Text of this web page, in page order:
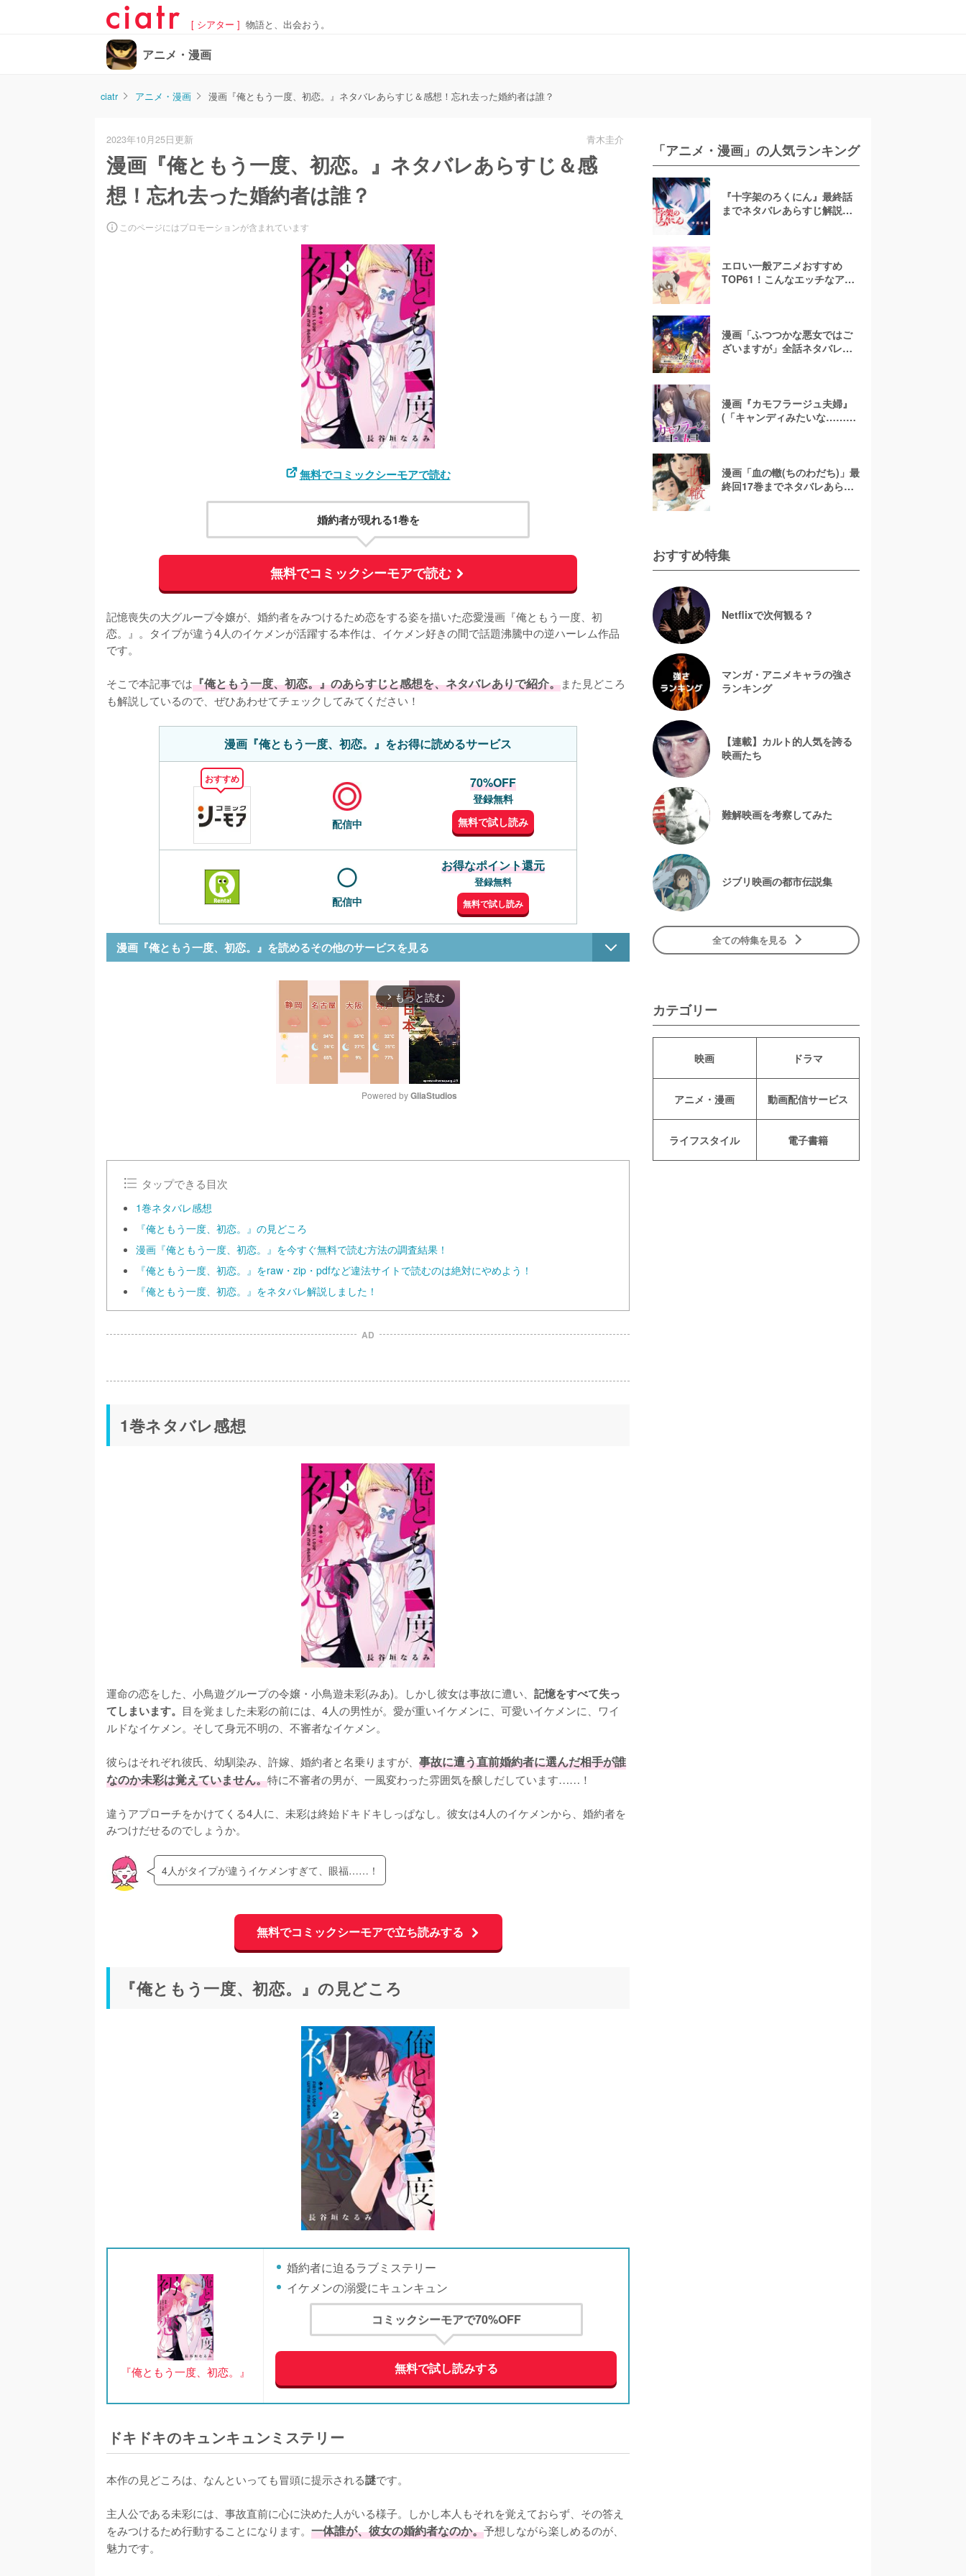
[ シアター ] 物語と、出会おう。
アニメ・漫画
ciatr アニメ・漫画 漫画『俺ともう一度、初恋。』ネタバレあらすじ＆感想！忘れ去った婚約者は誰？
2023年10月25日更新 青木圭介
漫画『俺ともう一度、初恋。』ネタバレあらすじ＆感
想！忘れ去った婚約者は誰？
このページにはプロモーションが含まれています
無料でコミックシーモアで読む
婚約者が現れる1巻を
無料でコミックシーモアで読む
記憶喪失の大グループ令嬢が、婚約者をみつけるため恋をする姿を描いた恋愛漫画『俺ともう一度、初
恋。』。タイプが違う4人のイケメンが活躍する本作は、イケメン好きの間で話題沸騰中の逆ハーレム作品
です。
そこで本記事では『俺ともう一度、初恋。』のあらすじと感想を、ネタバレありで紹介。また見どころ
も解説しているので、ぜひあわせてチェックしてみてください！
漫画『俺ともう一度、初恋。』をお得に読めるサービス
おすすめ
配信中
70%OFF
登録無料
無料で試し読み
配信中
お得なポイント還元
登録無料
無料で試し読み
漫画『俺ともう一度、初恋。』を読めるその他のサービスを見る
arrow_forward_ios もっと読む
u
Powered by GliaStudios
タップできる目次
1巻ネタバレ感想
『俺ともう一度、初恋。』の見どころ
漫画『俺ともう一度、初恋。』を今すぐ無料で読む方法の調査結果！
『俺ともう一度、初恋。』をraw・zip・pdfなど違法サイトで読むのは絶対にやめよう！
『俺ともう一度、初恋。』をネタバレ解説しました！
AD
1巻ネタバレ感想
運命の恋をした、小鳥遊グループの令嬢・小鳥遊未彩(みあ)。しかし彼女は事故に遭い、 記憶をすべて失っ
てしまいます。 目を覚ました未彩の前には、4人の男性が。愛が重いイケメンに、可愛いイケメンに、ワイ
ルドなイケメン。そして身元不明の、不審者なイケメン。
彼らはそれぞれ彼氏、幼馴染み、許嫁、婚約者と名乗りますが、 事故に遭う直前婚約者に選んだ相手が誰
なのか未彩は覚えていません。特に不審者の男が、一風変わった雰囲気を醸しだしています……！
違うアプローチをかけてくる4人に、未彩は終始ドキドキしっぱなし。彼女は4人のイケメンから、婚約者を
みつけだせるのでしょうか。
4人がタイプが違うイケメンすぎて、眼福……！
無料でコミックシーモアで立ち読みする
『俺ともう一度、初恋。』の見どころ
『俺ともう一度、初恋。』
婚約者に迫るラブミステリー
イケメンの溺愛にキュンキュン
コミックシーモアで70%OFF
無料で試し読みする
ドキドキのキュンキュンミステリー
本作の見どころは、なんといっても冒頭に提示される謎です。
主人公である未彩には、事故直前に心に決めた人がいる様子。しかし本人もそれを覚えておらず、その答え
をみつけるため行動することになります。 一体誰が、彼女の婚約者なのか。予想しながら楽しめるのが、
魅力です。
「アニメ・漫画」の人気ランキング
『十字架のろくにん』最終話
までネタバレあらすじ解説！
エロい一般アニメおすすめ
TOP61！こんなエッチなアニ
漫画「ふつつかな悪女ではご
ざいますが」全話ネタバレあ
漫画『カモフラージュ夫婦』
(「キャンディみたいな……」)
漫画「血の轍(ちのわだち)」最
終回17巻までネタバレあらす
おすすめ特集
Netflixで次何観る？
マンガ・アニメキャラの強さ
ランキング
【連載】カルト的人気を誇る
映画たち
難解映画を考察してみた
ジブリ映画の都市伝説集
全ての特集を見る
カテゴリー
映画 ドラマ
アニメ・漫画 動画配信サービス
ライフスタイル 電子書籍